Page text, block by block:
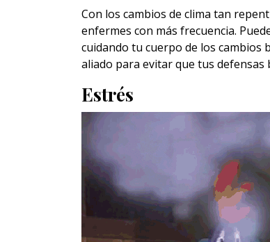
Con los cambios de clima tan
enfermes con más frecuencia.
cuidando tu cuerpo de los cambios
aliado para evitar que tus
Estrés